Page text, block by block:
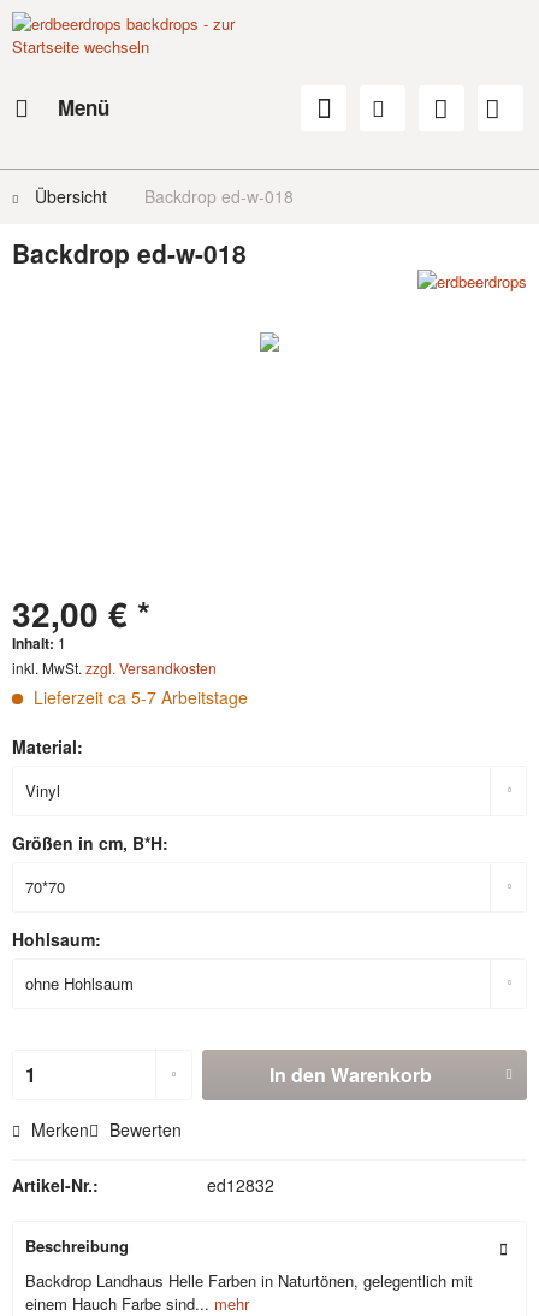
Menü
Übersicht Backdrop ed-w-018
Backdrop ed-w-018
32,00 € *
Inhalt: 1
inkl. MwSt. zzgl. Versandkosten
Lieferzeit ca 5-7 Arbeitstage
Material:
Größen in cm, B*H:
Hohlsaum:
In den Warenkorb
Merken Bewerten
Artikel-Nr.: ed12832
Beschreibung
Backdrop Landhaus Helle Farben in Naturtönen, gelegentlich mit
einem Hauch Farbe sind... mehr